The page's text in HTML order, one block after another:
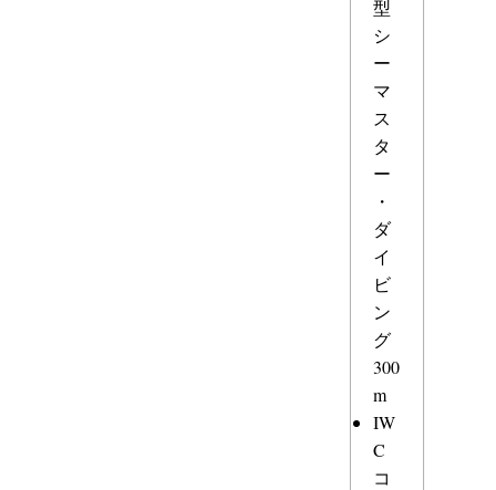
型
シ
ー
マ
ス
タ
ー
・
ダ
イ
ビ
ン
グ
300
m
IW
C
コ